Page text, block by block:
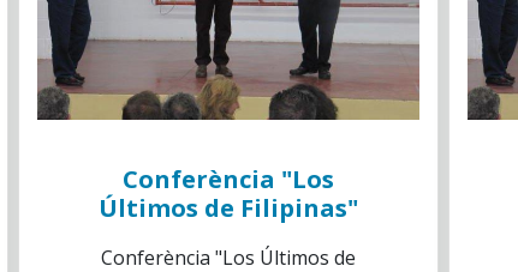
Conferència "Los
Últimos de Filipinas"
Conferència "Los Últimos de